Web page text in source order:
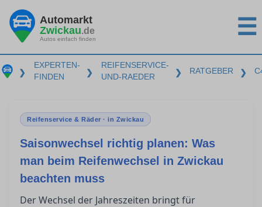
Automarkt
Zwickau.de
Autos einfach finden ☰
❯
EXPERTEN-
FINDEN
❯
REIFENSERVICE-
UND-RAEDER
❯ RATGEBER ❯
Reifenservice & Räder · in Zwickau
Saisonwechsel richtig planen: Was
man beim Reifenwechsel in Zwickau
beachten muss
Der Wechsel der Jahreszeiten bringt für